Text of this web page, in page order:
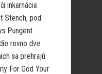
inkarnácia
Stench, pod
Pungent
rovno dve
sa prehrajú
For God Your